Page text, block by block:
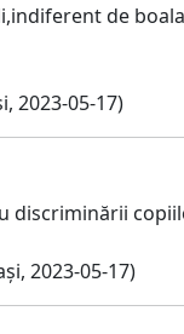
de
2023-05-17)
discriminării
2023-05-17)